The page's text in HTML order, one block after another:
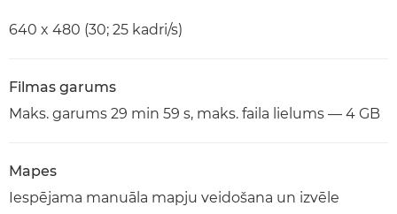
640 x 480 (30; 25 kadri/s)
Filmas garums
Maks. garums 29 min 59 s, maks. faila lielums — 4 GB
Mapes
Iespējama manuāla mapju veidošana un izvēle